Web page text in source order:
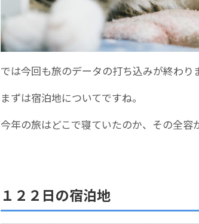
では今回も旅のデータの打ち込みが終わり
まずは宿泊地についてですね。
今年の旅はどこで寝ていたのか、その全容
１２２日の宿泊地